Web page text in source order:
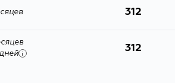
461.333, 461.371, 461.343,
906.211, 906.113, 906.713,
203.020, 461.305, 461.340,
907.653, 907.655, 907.155,
312
i
312